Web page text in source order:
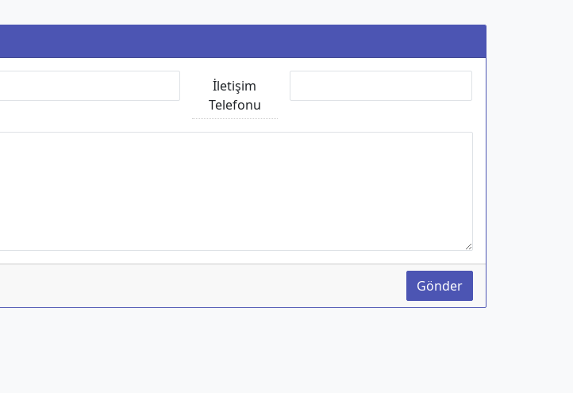
İletişim
Telefonu
Gönder